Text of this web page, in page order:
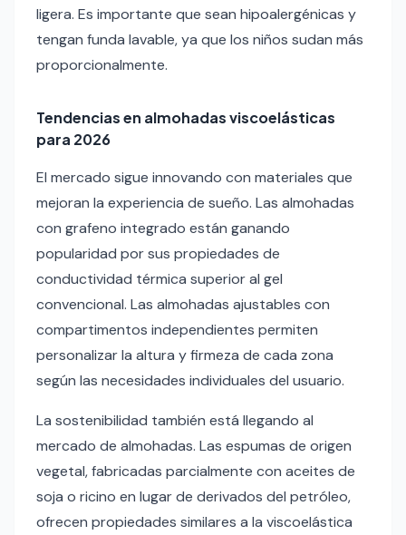
ligera. Es importante que sean hipoalergénicas y
tengan funda lavable, ya que los niños sudan más
proporcionalmente.
Tendencias en almohadas viscoelásticas
para 2026
El mercado sigue innovando con materiales que
mejoran la experiencia de sueño. Las almohadas
con grafeno integrado están ganando
popularidad por sus propiedades de
conductividad térmica superior al gel
convencional. Las almohadas ajustables con
compartimentos independientes permiten
personalizar la altura y firmeza de cada zona
según las necesidades individuales del usuario.
La sostenibilidad también está llegando al
mercado de almohadas. Las espumas de origen
vegetal, fabricadas parcialmente con aceites de
soja o ricino en lugar de derivados del petróleo,
ofrecen propiedades similares a la viscoelástica